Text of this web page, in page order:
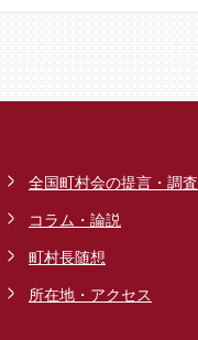
全国町村会の提言・調査
コラム・論説
町村長随想
所在地・アクセス